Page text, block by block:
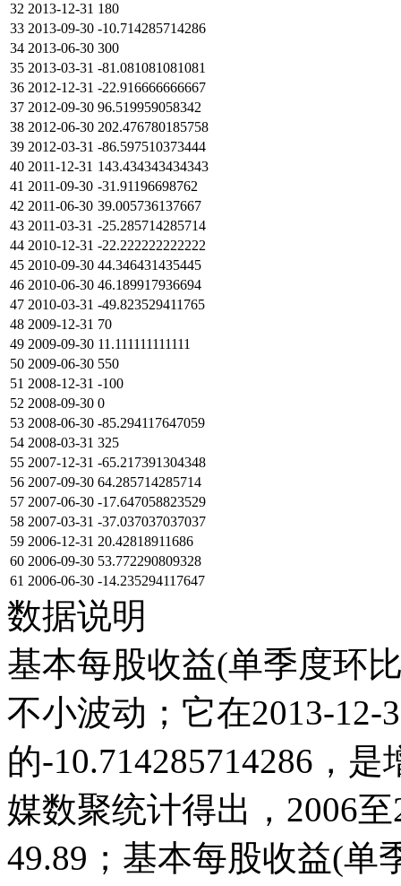
32 2013-12-31 180
33 2013-09-30 -10.714285714286
34 2013-06-30 300
35 2013-03-31 -81.081081081081
36 2012-12-31 -22.916666666667
37 2012-09-30 96.519959058342
38 2012-06-30 202.476780185758
39 2012-03-31 -86.597510373444
40 2011-12-31 143.434343434343
41 2011-09-30 -31.91196698762
42 2011-06-30 39.005736137667
43 2011-03-31 -25.285714285714
44 2010-12-31 -22.222222222222
45 2010-09-30 44.346431435445
46 2010-06-30 46.189917936694
47 2010-03-31 -49.823529411765
48 2009-12-31 70
49 2009-09-30 11.111111111111
50 2009-06-30 550
51 2008-12-31 -100
52 2008-09-30 0
53 2008-06-30 -85.294117647059
54 2008-03-31 325
55 2007-12-31 -65.217391304348
56 2007-09-30 64.285714285714
57 2007-06-30 -17.647058823529
58 2007-03-31 -37.037037037037
59 2006-12-31 20.42818911686
60 2006-09-30 53.772290809328
61 2006-06-30 -14.235294117647
数据说明
基本每股收益(单季度环
不小波动；它在2013-12-
的-10.714285714286，
媒数聚统计得出，2006
49.89；基本每股收益(单